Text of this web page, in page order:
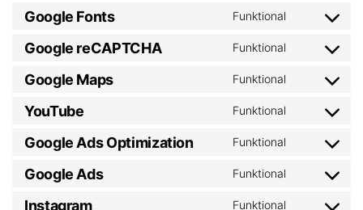
Google Fonts Funktional
Google reCAPTCHA Funktional
Google Maps Funktional
YouTube Funktional
Google Ads Optimization Funktional
Google Ads Funktional
Instagram Funktional